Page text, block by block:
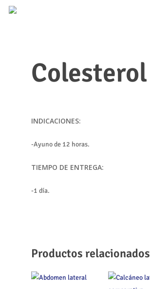
Skip
Colesterol
INDICACIONES:
-Ayuno de 12 horas.
TIEMPO DE ENTREGA:
-1 día.
Productos relacionados